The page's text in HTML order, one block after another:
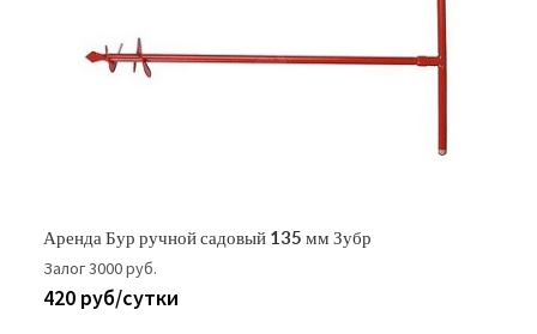
Аренда Бур ручной садовый 135 мм Зубр
Залог 3000 руб.
420 руб/сутки